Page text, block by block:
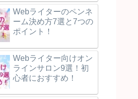
Webライターのペンネ
ーム決め方7選と7つの
ポイント！
Webライター向けオン
ラインサロン9選！初
心者におすすめ！